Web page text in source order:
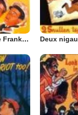
Deux Nigauds contre Frankenstein